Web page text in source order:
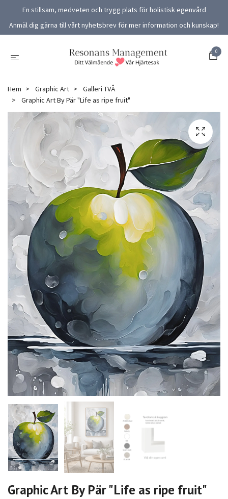
En stillsam, medveten och trygg plats för holistisk egenvård
Anmäl dig gärna till vårt nyhetsbrev för mer information och kunskap!
0
Hem Graphic Art
Galleri TVÅ
Graphic Art By Pär "Life as ripe fruit"
Graphic Art By Pär "Life as ripe fruit"